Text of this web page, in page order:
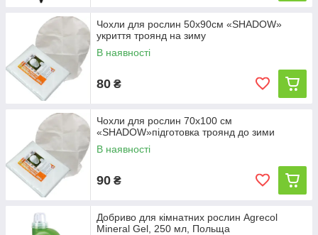
Чохли для рослин 50х90см «SHADOW»
укриття троянд на зиму
В наявності
80 ₴
Чохли для рослин 70х100 см
«SHADOW»підготовка троянд до зими
В наявності
90 ₴
Добриво для кімнатних рослин Agrecol
Mineral Gel, 250 мл, Польща